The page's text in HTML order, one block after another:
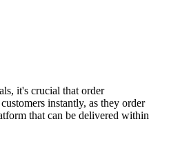
it's crucial that order
instantly, as they order
that can be delivered within